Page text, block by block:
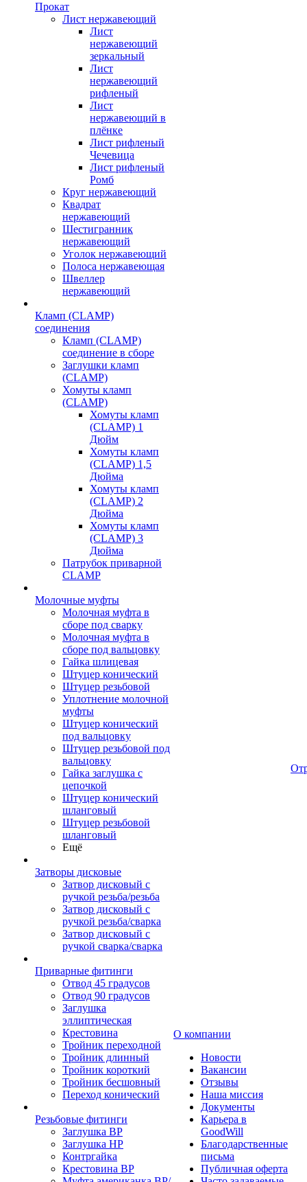
Прокат
Лист нержавеющий
Лист
нержавеющий
зеркальный
Лист
нержавеющий
рифленый
Лист
нержавеющий в
плёнке
Лист рифленый
Чечевица
Лист рифленый
Ромб
Круг нержавеющий
Квадрат
нержавеющий
Шестигранник
нержавеющий
Уголок нержавеющий
Полоса нержавеющая
Швеллер
нержавеющий
Кламп (CLAMP)
соединения
Кламп (CLAMP)
соединение в сборе
Заглушки кламп
(CLAMP)
Хомуты кламп
(CLAMP)
Хомуты кламп
(CLAMP) 1
Дюйм
Хомуты кламп
(CLAMP) 1,5
Дюйма
Хомуты кламп
(CLAMP) 2
Дюйма
Хомуты кламп
(CLAMP) 3
Дюйма
Патрубок приварной
CLAMP
Молочные муфты
Молочная муфта в
сборе под сварку
Молочная муфта в
сборе под вальцовку
Гайка шлицевая
Штуцер конический
Штуцер резьбовой
Уплотнение молочной
муфты
Штуцер конический
под вальцовку
Штуцер резьбовой под
вальцовку
Гайка заглушка с
цепочкой
Штуцер конический
шланговый
Штуцер резьбовой
шланговый
Ещё
Затворы дисковые
Затвор дисковый с
ручкой резьба/резьба
Затвор дисковый с
ручкой резьба/сварка
Затвор дисковый с
ручкой сварка/сварка
Приварные фитинги
Отвод 45 градусов
Отвод 90 градусов
Заглушка
эллиптическая
Крестовина
Тройник переходной
Тройник длинный
Тройник короткий
Тройник бесшовный
Переход конический
Резьбовые фитинги
Заглушка ВР
Заглушка НР
Контргайка
Крестовина ВР
О компании
Новости
Вакансии
Отзывы
Наша миссия
Документы
Карьера в
GoodWill
Благодарственные
письма
Публичная оферта